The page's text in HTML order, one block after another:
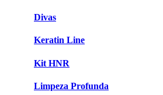
Divas
Keratin Line
Kit HNR
Limpeza Profunda